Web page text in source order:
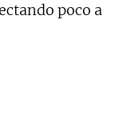
poco a